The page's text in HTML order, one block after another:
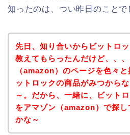
知ったのは、つい昨日のことで
先日、知り合いからビットロ
教えてもらったんだけど、、
（amazon）のページを色々
ットロックの商品がみつから
～。だから、一緒に、ビット
をアマゾン（amazon）で探し
かな～